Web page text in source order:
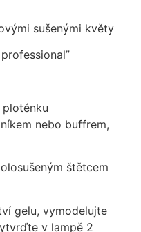
sušenými květy
nebo buffrem,
štětcem
gelu, vymodelujte
v lampě 2